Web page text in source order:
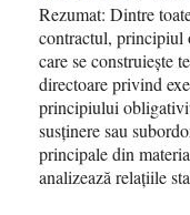
Rezumat: Dintre
contractul, principiul
care se construiește
directoare privind
principiului
susținere sau
principale din
analizează relațiile